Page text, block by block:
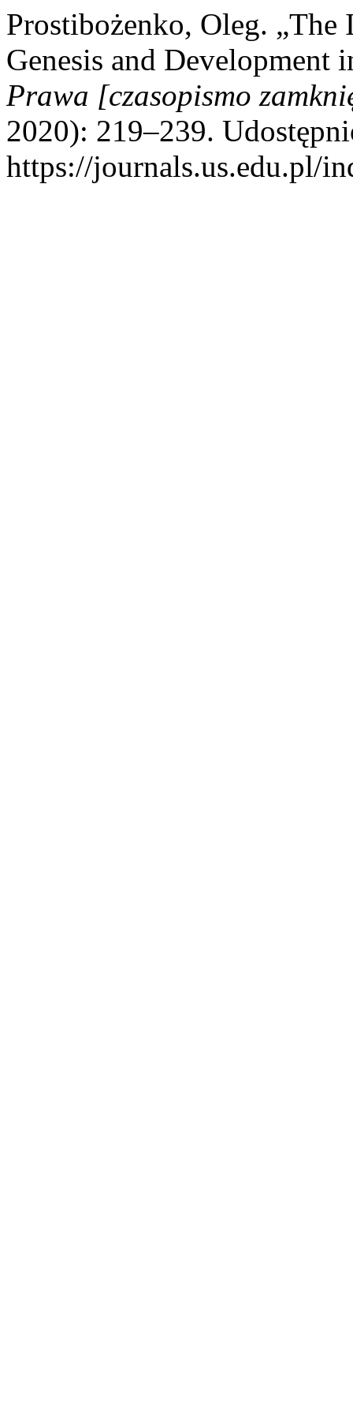
Prostibożenko, Oleg.
Genesis and
Prawa [czasopismo
2020): 219–239.
https://journals.us.edu.pl/